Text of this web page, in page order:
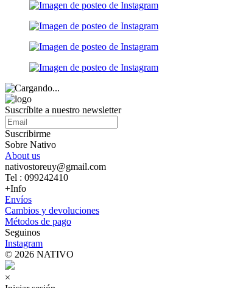
Suscríbite a nuestro newsletter
Suscribirme
Sobre Nativo
About us
nativostoreuy@gmail.com
Tel : 099242410
+Info
Envíos
Cambios y devoluciones
Métodos de pago
Seguinos
Instagram
© 2026 NATIVO
×